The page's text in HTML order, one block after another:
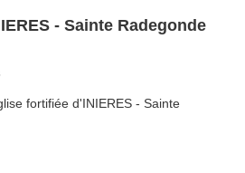
- Sainte Radegonde